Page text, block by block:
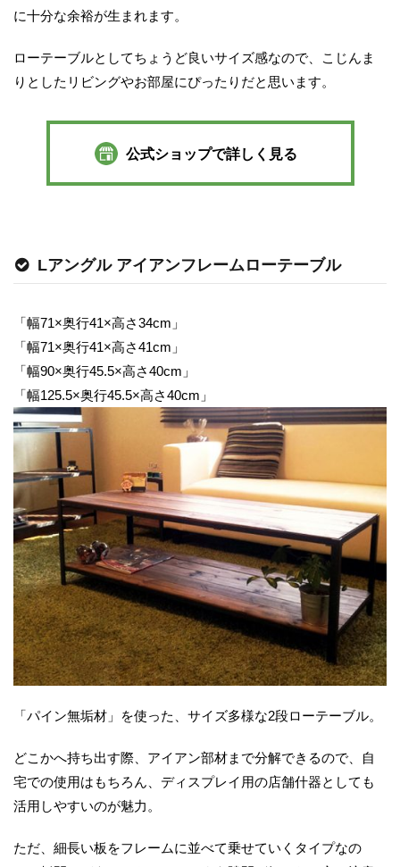
に十分な余裕が生まれます。
ローテーブルとしてちょうど良いサイズ感なので、こじんま
りとしたリビングやお部屋にぴったりだと思います。
公式ショップで詳しく見る
Lアングル アイアンフレームローテーブル
「幅71×奥行41×高さ34cm」
「幅71×奥行41×高さ41cm」
「幅90×奥行45.5×高さ40cm」
「幅125.5×奥行45.5×高さ40cm」
「パイン無垢材」を使った、サイズ多様な2段ローテーブル。
どこかへ持ち出す際、アイアン部材まで分解できるので、自
宅での使用はもちろん、ディスプレイ用の店舗什器としても
活用しやすいのが魅力。
ただ、細長い板をフレームに並べて乗せていくタイプなの